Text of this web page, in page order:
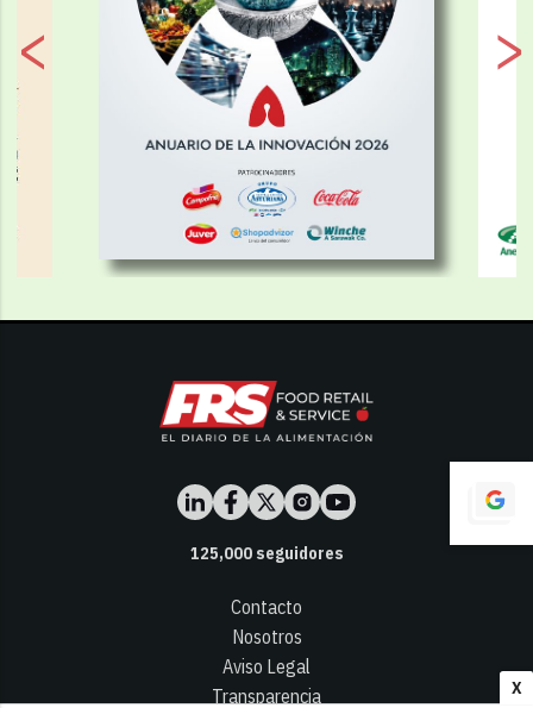
X
125,000seguidores
Contacto
Nosotros
Aviso Legal
Transparencia